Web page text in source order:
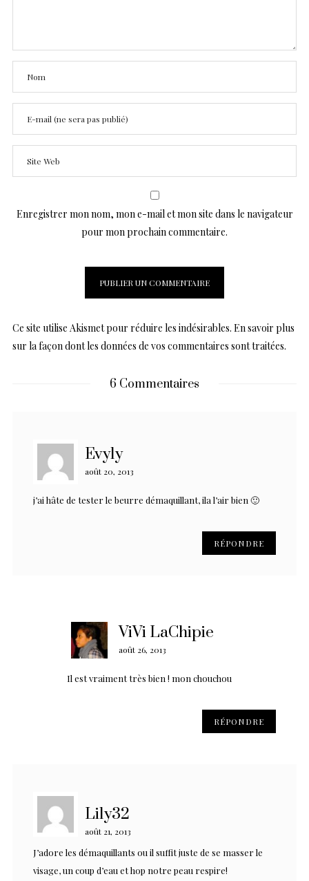
Enregistrer mon nom, mon e-mail et mon site dans le navigateur
pour mon prochain commentaire.
Ce site utilise Akismet pour réduire les indésirables. En savoir plus
sur la façon dont les données de vos commentaires sont traitées.
6 Commentaires
Evyly
août 20, 2013
j’ai hâte de tester le beurre démaquillant, ila l’air bien 🙂
RÉPONDRE
ViVi LaChipie
août 26, 2013
Il est vraiment très bien ! mon chouchou
RÉPONDRE
Lily32
août 21, 2013
J’adore les démaquillants ou il suffit juste de se masser le
visage, un coup d’eau et hop notre peau respire!